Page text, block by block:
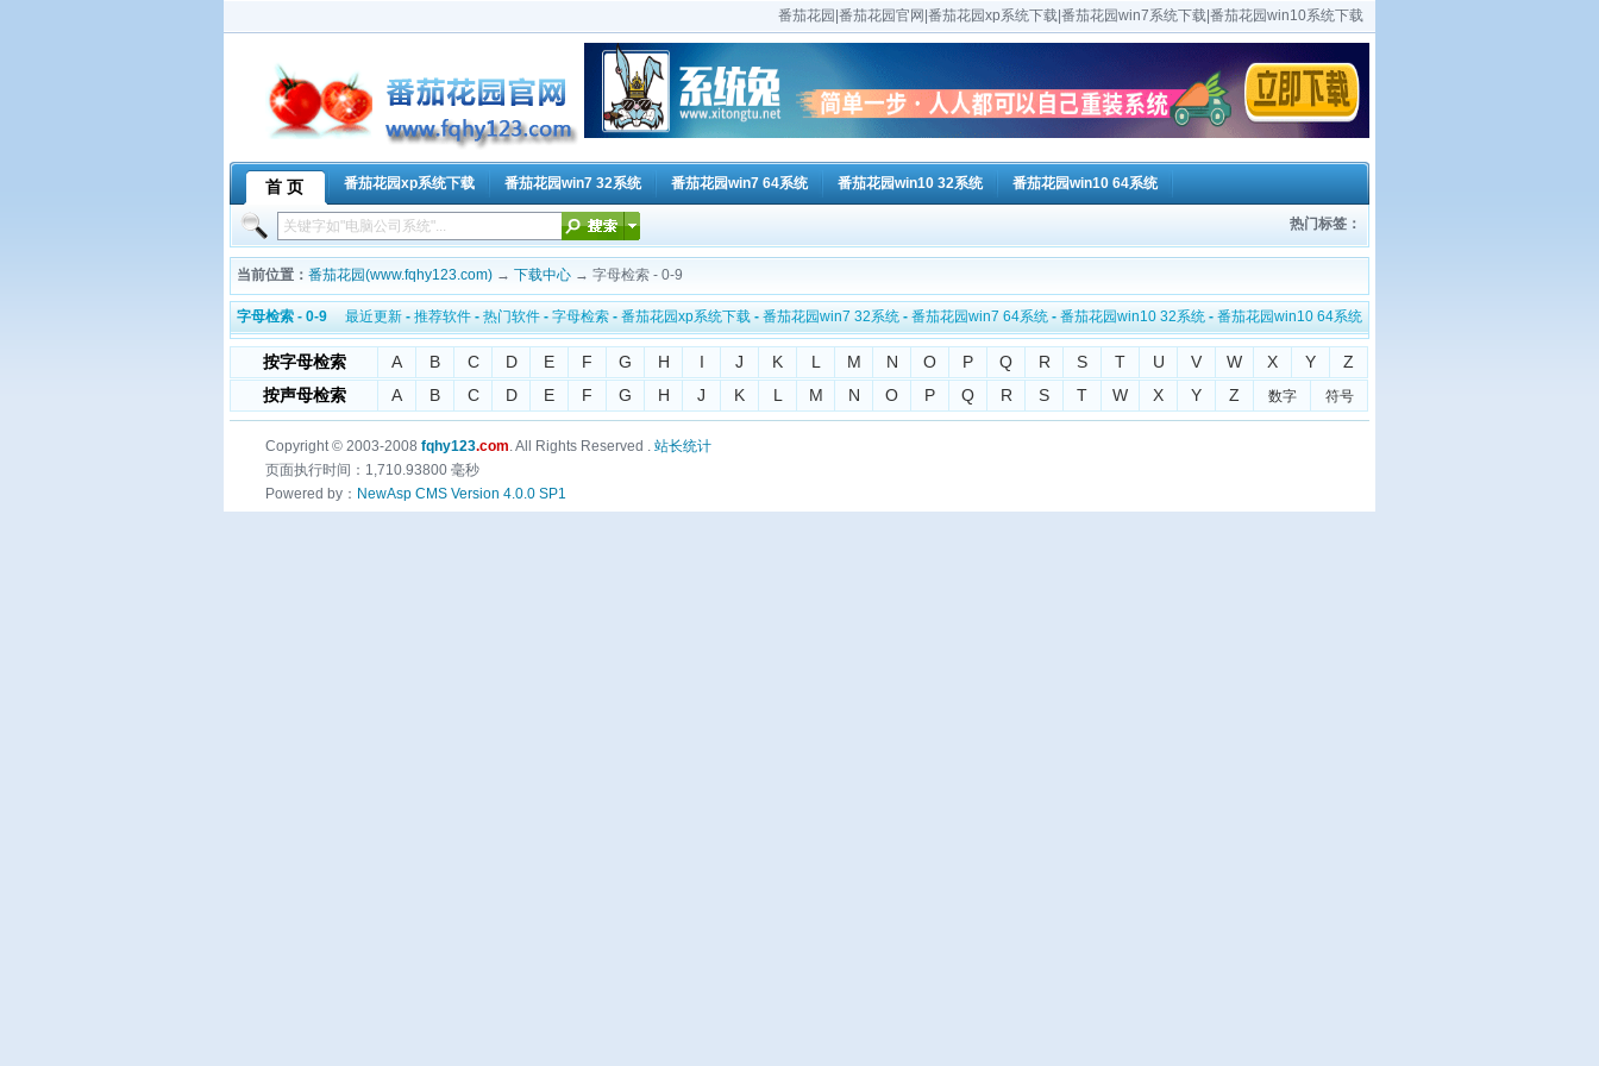
番茄花园|番茄花园官网|番茄花园xp系统下载|番茄花园win7系统下载|番茄花园win10系统下载
首 页 番茄花园xp系统下载 番茄花园win7 32系统 番茄花园win7 64系统 番茄花园win10 32系统 番茄花园win10 64系统
热门标签：
当前位置： 番茄花园(www.fqhy123.com) → 下载中心 → 字母检索 - 0-9
字母检索 - 0-9 最近更新 - 推荐软件 - 热门软件 - 字母检索 - 番茄花园xp系统下载 - 番茄花园win7 32系统 - 番茄花园win7 64系统 - 番茄花园win10 32系统 - 番茄花园win10 64系统
按字母检索 A B C D E F G H I J K L M N O P Q R S T U V W X Y
Z
按声母检索
A B C D E F G H J K L M N O P Q R S T W X Y Z 数字 符号
Copyright © 2003-2008 fqhy123.com. All Rights Reserved . 站长统计
页面执行时间：1,710.93800 毫秒
Powered by： NewAsp CMS Version 4.0.0 SP1